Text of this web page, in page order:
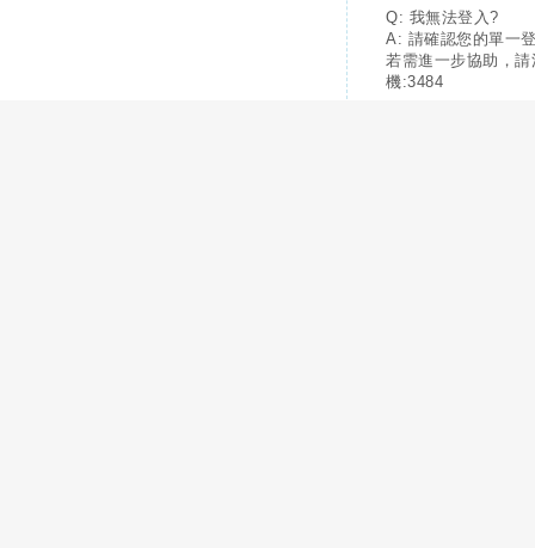
Q: 我無法登入?
A: 請確認您的單一
若需進一步協助，
機:3484